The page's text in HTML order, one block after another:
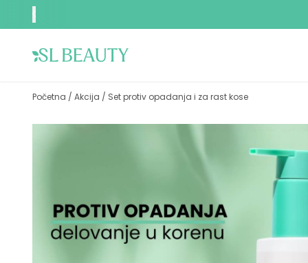
Početna / Akcija / Set protiv opadanja i za rast kose